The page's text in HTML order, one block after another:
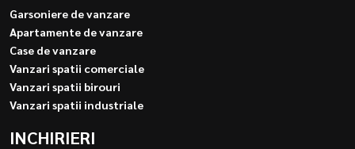
Garsoniere de vanzare
Apartamente de vanzare
Case de vanzare
Vanzari spatii comerciale
Vanzari spatii birouri
Vanzari spatii industriale
INCHIRIERI